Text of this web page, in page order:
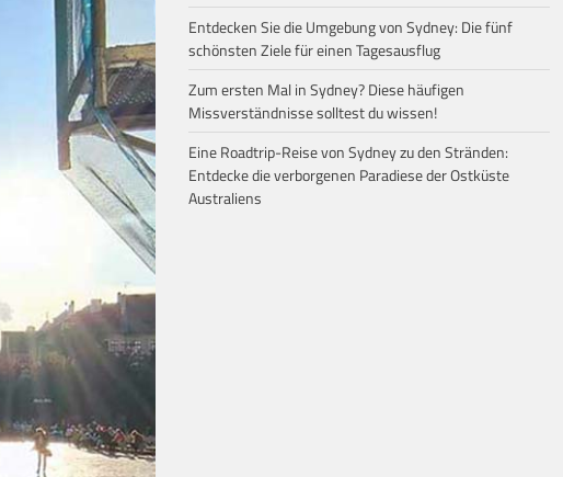
Entdecken Sie die Umgebung von Sydney: Die fünf
schönsten Ziele für einen Tagesausflug
Zum ersten Mal in Sydney? Diese häufigen
Missverständnisse solltest du wissen!
Eine Roadtrip-Reise von Sydney zu den Stränden:
Entdecke die verborgenen Paradiese der Ostküste
Australiens